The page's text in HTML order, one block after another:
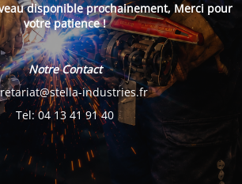
disponible prochainement, Merci pour
votre patience !
Notre Contact
industries.fr
Tel: 04 13 41 91 40